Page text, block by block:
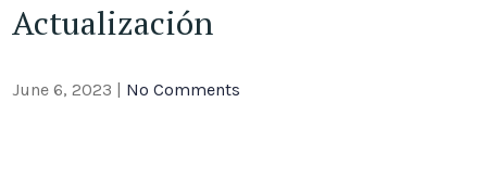
Actualización
June 6, 2023 | No Comments